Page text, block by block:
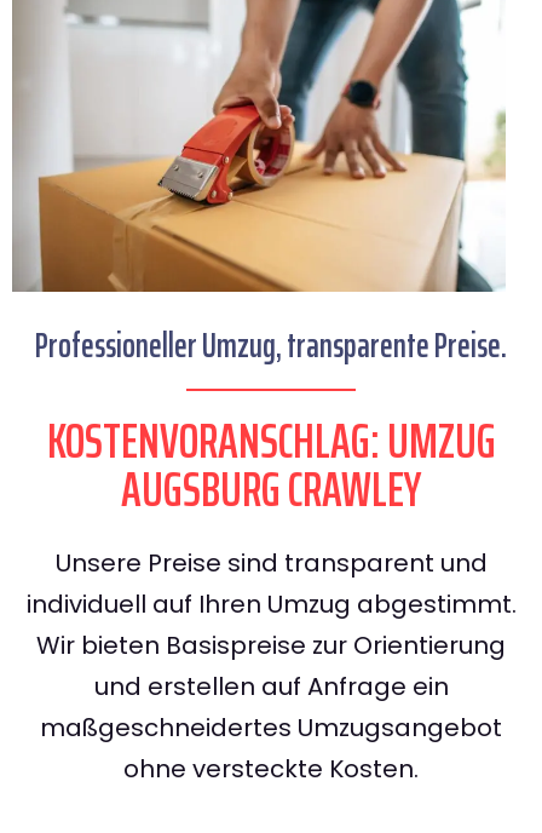
Professioneller Umzug, transparente Preise.
KOSTENVORANSCHLAG: UMZUG
AUGSBURG CRAWLEY
Unsere Preise sind transparent und
individuell auf Ihren Umzug abgestimmt.
Wir bieten Basispreise zur Orientierung
und erstellen auf Anfrage ein
maßgeschneidertes Umzugsangebot
ohne versteckte Kosten.